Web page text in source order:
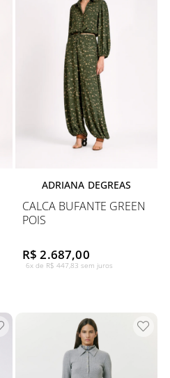
ADRIANA DEGREAS
CALCA BUFANTE GREEN
POIS
R$ 2.687,00
6x de R$ 447,83 sem juros